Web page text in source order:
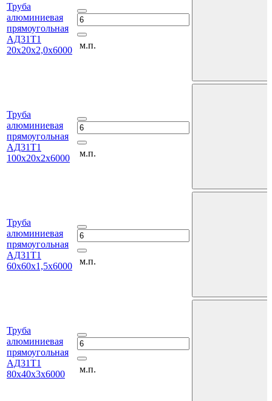
Труба
алюминиевая
прямоугольная
АД31Т1
20х20х2,0х6000
м.п.
Труба
алюминиевая
прямоугольная
АД31Т1
100х20х2х6000
м.п.
Труба
алюминиевая
прямоугольная
АД31Т1
60х60х1,5х6000
м.п.
Труба
алюминиевая
прямоугольная
АД31Т1
80х40х3х6000
м.п.